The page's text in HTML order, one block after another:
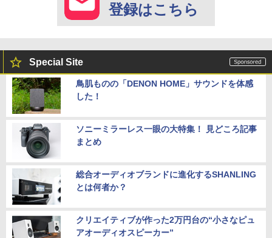
登録はこちら
Special Site
鳥肌ものの「DENON HOME」サウンドを体感
した！
ソニーミラーレス一眼の大特集！ 見どころ記事
まとめ
総合オーディオブランドに進化するSHANLING
とは何者か？
クリエイティブが作った2万円台の“小さなピュ
アオーディオスピーカー”